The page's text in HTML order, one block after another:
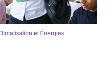
et Énergies